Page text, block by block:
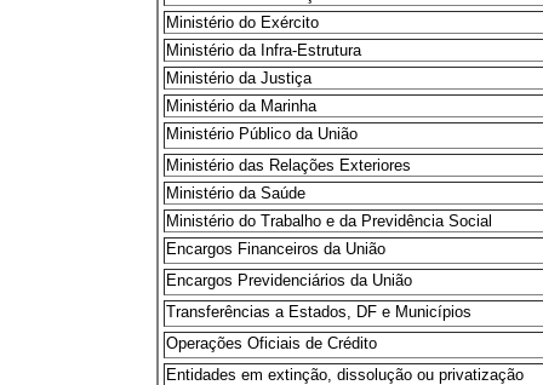
Ministério do Exército
Ministério da Infra-Estrutura
Ministério da Justiça
Ministério da Marinha
Ministério Público da União
Ministério das Relações Exteriores
Ministério da Saúde
Ministério do Trabalho e da Previdência Social
Encargos Financeiros da União
Encargos Previdenciários da União
Transferências a Estados, DF e Municípios
Operações Oficiais de Crédito
Entidades em extinção, dissolução ou privatização